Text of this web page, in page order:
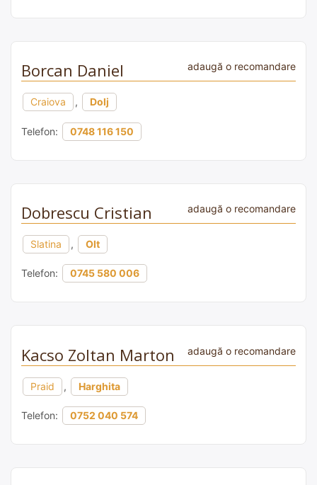
Borcan Daniel adaugă o recomandare
Craiova , Dolj
Telefon: 0748 116 150
Dobrescu Cristian adaugă o recomandare
Slatina , Olt
Telefon: 0745 580 006
Kacso Zoltan Marton adaugă o recomandare
Praid , Harghita
Telefon: 0752 040 574